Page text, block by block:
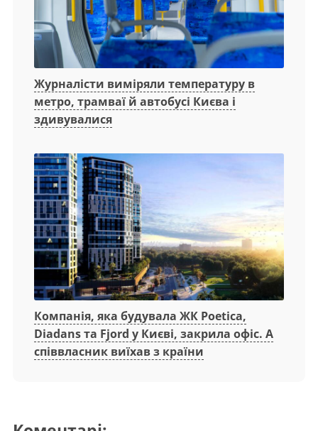
Журналісти виміряли температуру в
метро, трамваї й автобусі Києва і
здивувалися
Компанія, яка будувала ЖК Poetica,
Diadans та Fjord у Києві, закрила офіс. А
співвласник виїхав з країни